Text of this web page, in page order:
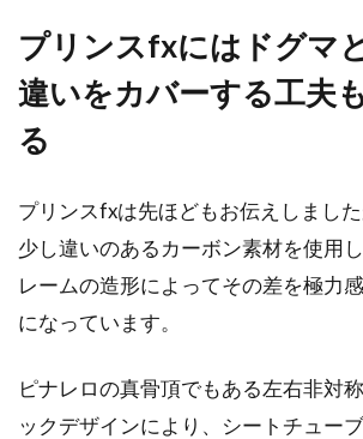
プリンスfxにはドグマ
違いをカバーする工夫
る
プリンスfxは先ほどもお伝えしまし
少し違いのあるカーボン素材を使用
レームの造形によってその差を極力
になっています。
ピナレロの真骨頂でもある左右非対
ックデザインにより、シートチュー